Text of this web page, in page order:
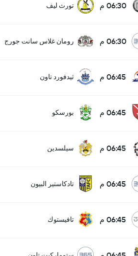
06:30 م تورث ليف
06:30 م رومان غلاس سانت جورج
06:45 م ثيدفورد تاون
06:45 م بورسكو
06:45 م سيلسدين
06:45 م تادكاستير البيون
06:45 م تافيستوك